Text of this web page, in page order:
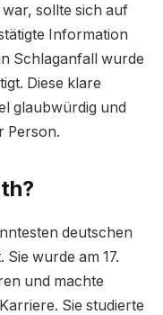
sollte sich auf
Information
Schlaganfall wurde
Diese klare
glaubwürdig und
Person.
deutschen
wurde am 17.
und machte
Sie studierte